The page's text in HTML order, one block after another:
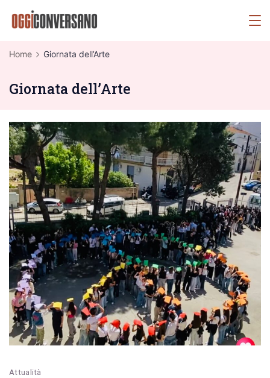
Home Giornata dell’Arte
Giornata dell’Arte
Attualità